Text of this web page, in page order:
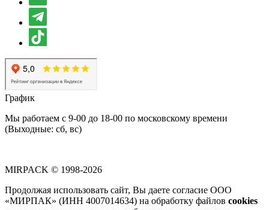
График
Мы работаем с 9-00 до 18-00 по московскому времени
(Выходные: сб, вс)
MIRPACK © 1998-2026
Продолжая использовать сайт, Вы даете согласие ООО
«МИРПАК» (ИНН 4007014634) на обработку файлов cookies